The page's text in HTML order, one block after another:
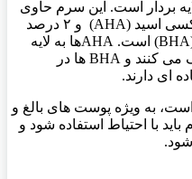
بردار است. این سرم حاوی
۱۰ درصد اسید لایه بردار آلفا هیدروکسی اسید (AHA) و ۲ درصد
اسید لایه بردار بتا هیدروکسی اسید (BHA) است. AHAها به لایه
برداری سلول های مرده پوست کمک می کنند و BHA ها در
ای دارند.
به ویژه پوست های بالغ و
با احتیاط استفاده شود و
شود.